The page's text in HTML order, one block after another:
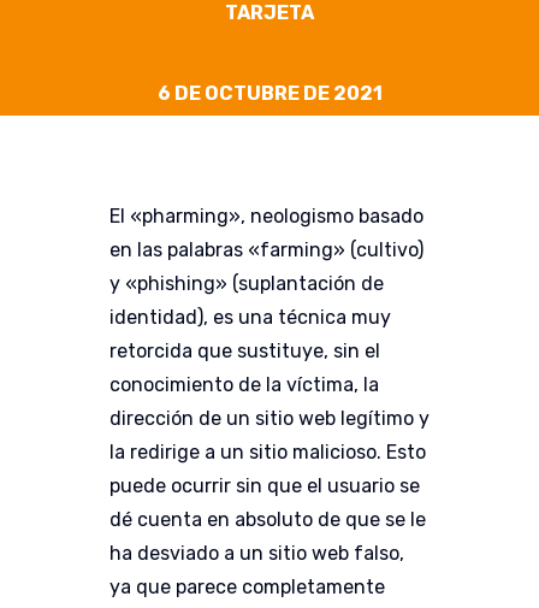
TARJETA
6 DE OCTUBRE DE 2021
El «pharming», neologismo basado
en las palabras «farming» (cultivo)
y «phishing» (suplantación de
identidad), es una técnica muy
retorcida que sustituye, sin el
conocimiento de la víctima, la
dirección de un sitio web legítimo y
la redirige a un sitio malicioso. Esto
puede ocurrir sin que el usuario se
dé cuenta en absoluto de que se le
ha desviado a un sitio web falso,
ya que parece completamente